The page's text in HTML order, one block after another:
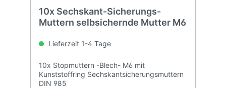
10x Sechskant-Sicherungs-
Muttern selbsichernde Mutter M6
Lieferzeit 1-4 Tage
10x Stopmuttern -Blech- M6 mit
Kunststoffring Sechskantsicherungsmuttern
DIN 985